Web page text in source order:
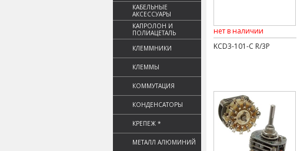
КАБЕЛЬНЫЕ
АКСЕССУАРЫ
КАПРОЛОН И
ПОЛИАЦЕТАЛЬ
КЛЕММНИКИ
КЛЕММЫ
КОММУТАЦИЯ
КОНДЕНСАТОРЫ
КРЕПЕЖ *
МЕТАЛЛ АЛЮМИНИЙ
нет в наличии
KCD3-101-C R/3P